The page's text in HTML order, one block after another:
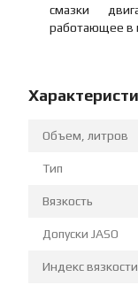
смазки
работающее в
Объем, литров
Тип
Вязкость
Допуски JASO
Индекс вязкости